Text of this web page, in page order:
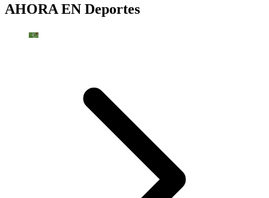
AHORA EN Deportes